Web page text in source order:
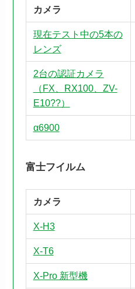
カメラ
現在テスト中の5本の
レンズ
2台の認証カメラ
（FX、RX100、ZV-
E10??）
α6900
富士フイルム
カメラ
X-H3
X-T6
X-Pro 新型機